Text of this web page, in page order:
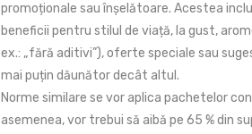
promoționale sau înșelătoare. Acestea
beneficii pentru stilul de viață, la gust,
ex.: „fără aditivi”), oferte speciale sau
mai puțin dăunător decât altul.
Norme similare se vor aplica pachetelor
asemenea, vor trebui să aibă pe 65 % din